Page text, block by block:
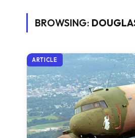
BROWSING:
ARTICLE